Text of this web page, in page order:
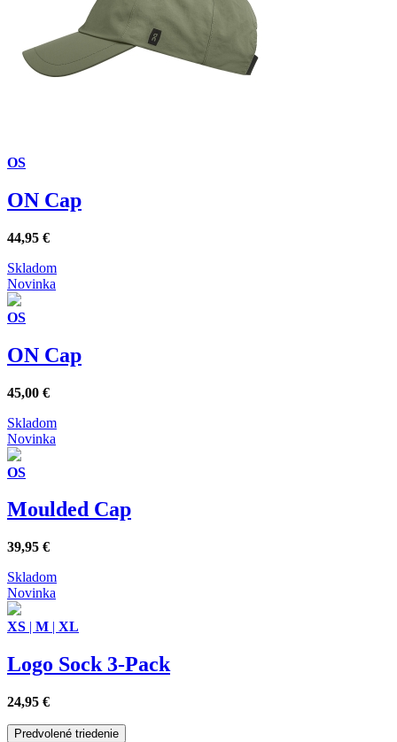
OS
ON Cap
44,95 €
Skladom
Novinka
OS
ON Cap
45,00 €
Skladom
Novinka
OS
Moulded Cap
39,95 €
Skladom
Novinka
XS | M | XL
Logo Sock 3-Pack
24,95 €
Predvolené triedenie